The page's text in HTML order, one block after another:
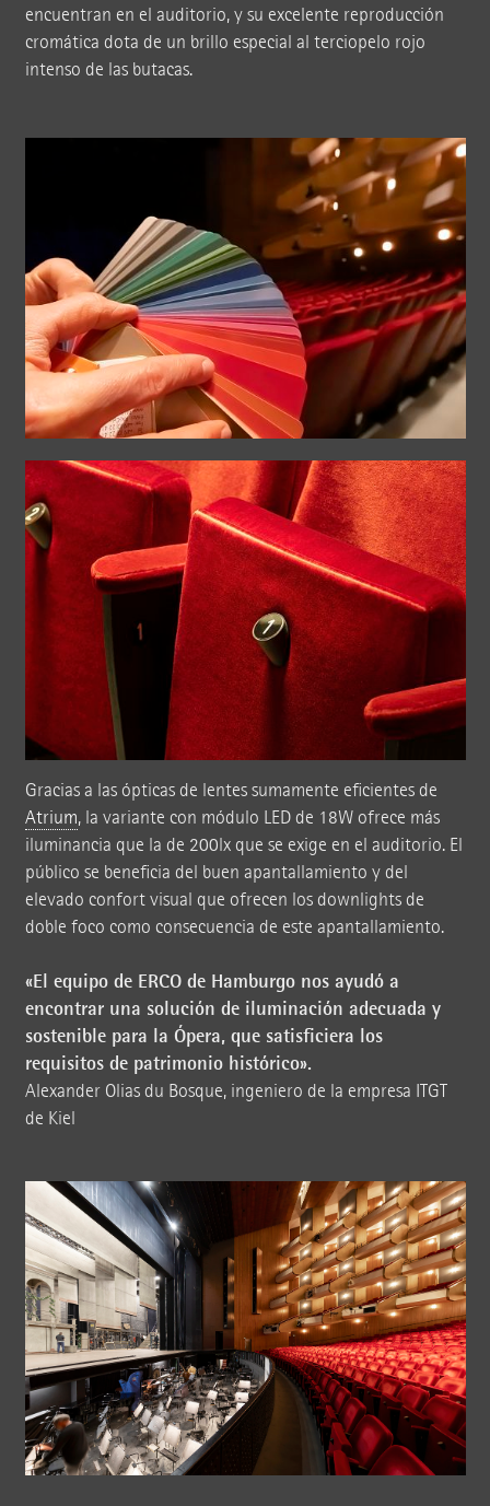
encuentran en el auditorio, y su excelente reproducción
cromática dota de un brillo especial al terciopelo rojo
intenso de las butacas.
Gracias a las ópticas de lentes sumamente eficientes de
Atrium, la variante con módulo LED de 18W ofrece más
iluminancia que la de 200lx que se exige en el auditorio. El
público se beneficia del buen apantallamiento y del
elevado confort visual que ofrecen los downlights de
doble foco como consecuencia de este apantallamiento.
«El equipo de ERCO de Hamburgo nos ayudó a
encontrar una solución de iluminación adecuada y
sostenible para la Ópera, que satisficiera los
requisitos de patrimonio histórico».
Alexander Olias du Bosque, ingeniero de la empresa ITGT
de Kiel